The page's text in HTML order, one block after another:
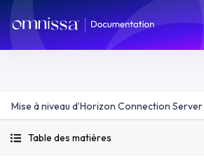
Mise à niveau d’Horizon Connection Server
Table des matières